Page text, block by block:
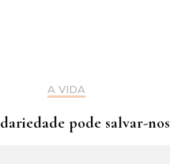
A VIDA
pode salvar-nos